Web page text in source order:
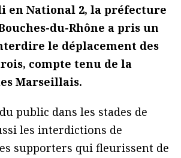
en National 2, la préfecture
du-Rhône a pris un
le déplacement des
compte tenu de la
Marseillais.
public dans les stades de
les interdictions de
supporters qui fleurissent de